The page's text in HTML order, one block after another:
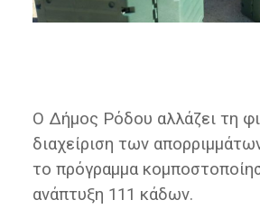
Ο Δήμος Ρόδου αλλάζει τη
διαχείριση των
το πρόγραμμα
ανάπτυξη 111 κάδων.